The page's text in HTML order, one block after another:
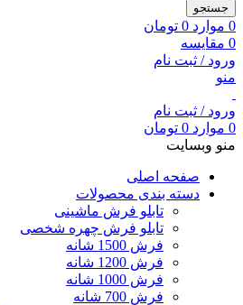
جستجو
0 موارد 0 تومان
0 مقایسه
ورود / ثبت نام
منو
ورود / ثبت نام
0 موارد 0 تومان
منو وبسایت
صفحه اصلی
دسته بندی محصولات
تابلو فرش ماشینی
تابلو فرش چهره شخصی
فرش 1500 شانه
فرش 1200 شانه
فرش 1000 شانه
فرش 700 شانه